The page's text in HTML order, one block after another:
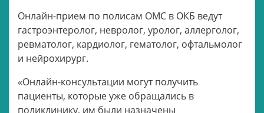
Онлайн-прием по полисам ОМС в ОКБ ведут
гастроэнтеролог, невролог, уролог, аллерголог,
ревматолог, кардиолог, гематолог, офтальмолог
и нейрохирург.
«Онлайн-консультации могут получить
пациенты, которые уже обращались в
поликлинику, им были назначены